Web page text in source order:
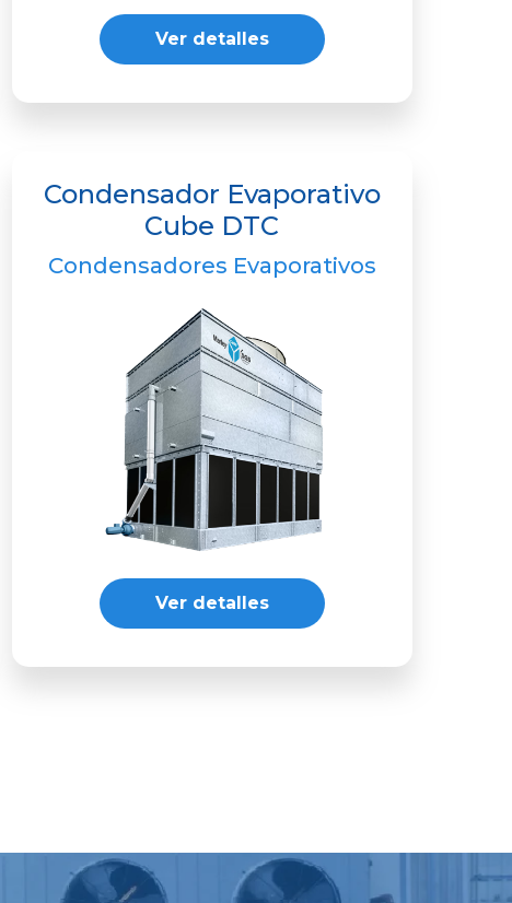
Ver detalles
Condensador Evaporativo
Cube DTC
Condensadores Evaporativos
Ver detalles